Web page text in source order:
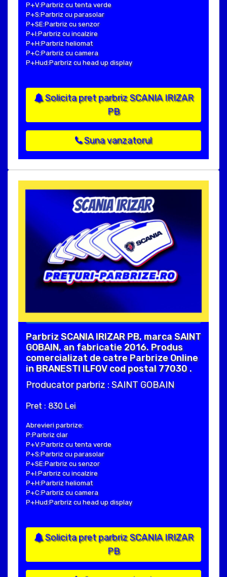
P+V:Parbriz cu tenta verde
P+S:Parbriz cu parasolar
P+SE:Parbriz cu senzor
P+I:Parbriz cu incalzire
P+H:Parbriz heliomat
P+C:Parbriz cu camera
P+Hud:Parbriz cu head up display
Solicita pret parbriz SCANIA IRIZAR
PB
Suna vanzatorul
Parbriz SCANIA IRIZAR PB, marca SAINT
GOBAIN, an fabricatie 2016. Produs
comercializat de catre Parbrize Online
in BRANESTI ILFOV cod postal 77030 .
Producator parbriz : SAINT GOBAIN
Pret : 830 Lei
Abrevieri parbrize:
P:Parbriz clar
P+V:Parbriz cu tenta verde
P+S:Parbriz cu parasolar
P+SE:Parbriz cu senzor
P+I:Parbriz cu incalzire
P+H:Parbriz heliomat
P+C:Parbriz cu camera
P+Hud:Parbriz cu head up display
Solicita pret parbriz SCANIA IRIZAR
PB